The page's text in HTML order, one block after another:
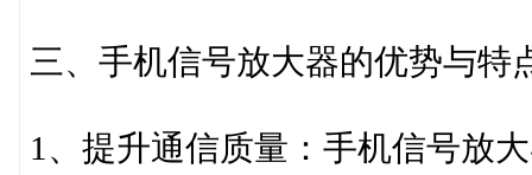
三、手机信号放大器的优势与特
1、提升通信质量：手机信号放